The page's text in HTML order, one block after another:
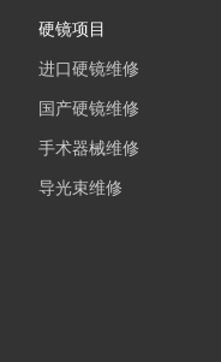
硬镜项目
进口硬镜维修
国产硬镜维修
手术器械维修
导光束维修